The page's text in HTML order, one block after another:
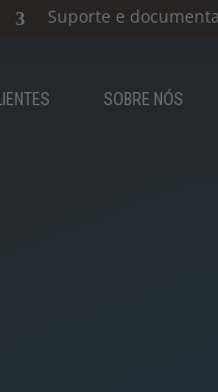
Suporte e
SOBRE NÓS